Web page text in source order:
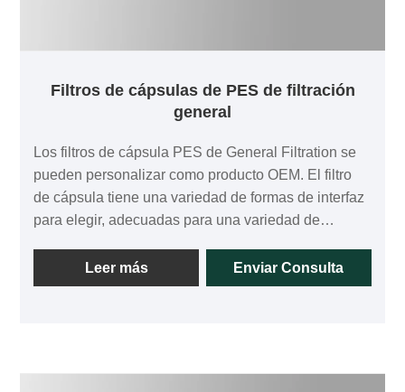
Filtros de cápsulas de PES de filtración
general
Los filtros de cápsula PES de General Filtration se
pueden personalizar como producto OEM. El filtro
de cápsula tiene una variedad de formas de interfaz
para elegir, adecuadas para una variedad de
cápsula tradicional, el filtro de cápsula tiene un área
de filtración más alta, lo que tendrá una vida útil más
capa, existe una variedad de opciones de precisión.
Leer más Enviar Consulta